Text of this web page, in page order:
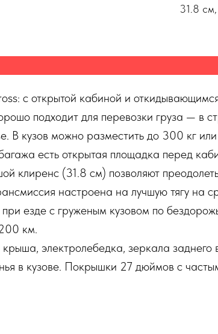
31.8
с открытой кабиной и
подходит для перевозки груза — в
В кузов можно разместить до 300 кг или
есть открытая площадка перед
клиренс (31.8 см) позволяют
настроена на лучшую тягу на
при езде с груженым кузовом по
км.
электролебедка, зеркала
в кузове. Покрышки 27 дюймов с